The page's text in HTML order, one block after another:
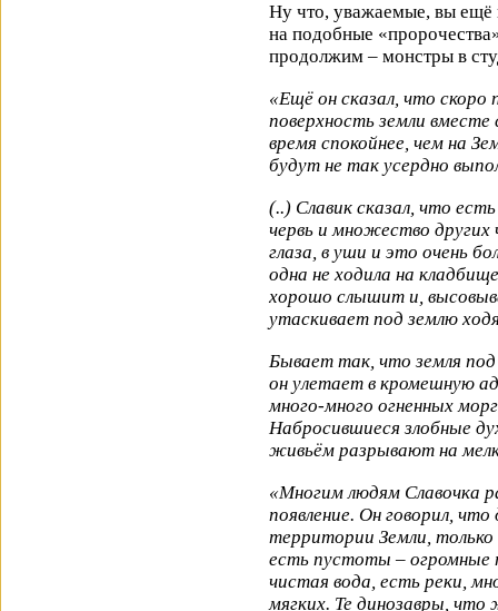
Ну что, уважаемые, вы ещё
на подобные
продолжим – монстры в
«Ещё он сказал, что скоро
поверхность земли
время спокойнее, чем на
будут не так усердно
(..) Славик сказал, что
червь и множество других
глаза, в уши и это очень
одна не ходила на
хорошо слышит и,
утаскивает под землю
Бывает так, что земля под
он улетает в кромешную
много-много огненных
Набросившиеся злобные
живьём разрывают на
«Многим людям Славочка
появление. Он говорил,
территории Земли, только
есть пустоты – огромные
чистая вода, есть реки,
мягких. Те динозавры,